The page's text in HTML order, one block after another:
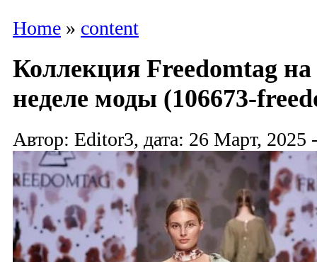
Home » content
Коллекция Freedomtag
неделе моды (106673-
Автор: Editor3, дата: 26 Март, 2025